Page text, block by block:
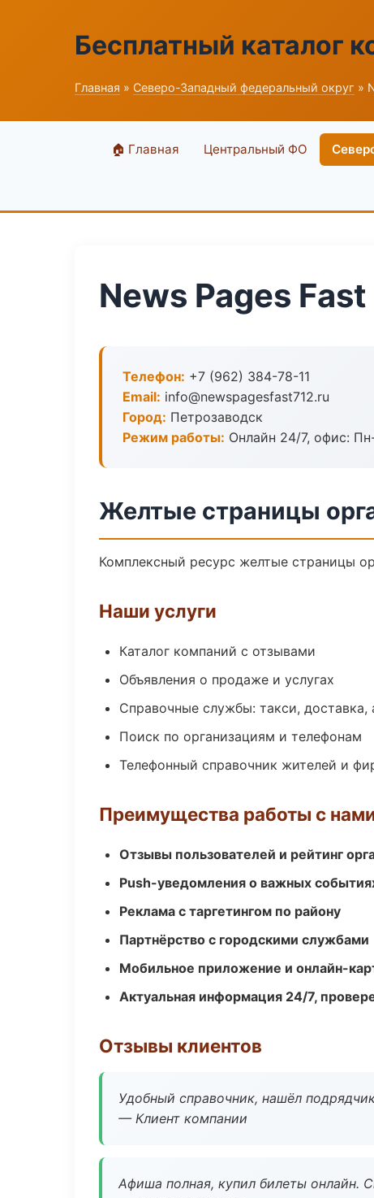
Бесплатный каталог
Главная » Северо-Западный федеральный округ »
🏠 Главная Центральный ФО
News Pages Fast
Телефон: +7 (962) 384-78-11
Email: info@newspagesfast712.ru
Город: Петрозаводск
Режим работы: Онлайн 24/7, офис:
Желтые страницы
Комплексный ресурс желтые страницы
Наши услуги
Каталог компаний с отзывами
Объявления о продаже и услугах
Справочные службы: такси, доставка,
Поиск по организациям и телефонам
Телефонный справочник жителей и
Преимущества работы с
Отзывы пользователей и рейтинг
Push-уведомления о важных
Реклама с таргетингом по району
Партнёрство с городскими службами
Мобильное приложение и онлайн-
Актуальная информация 24/7,
Отзывы клиентов
Удобный справочник, нашёл
— Клиент компании
Афиша полная, купил билеты онлайн.